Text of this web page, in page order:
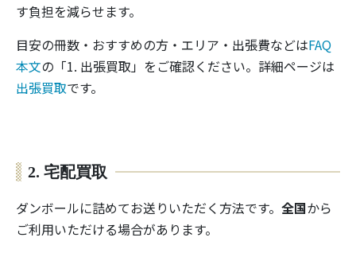
す負担を減らせます。
目安の冊数・おすすめの方・エリア・出張費などはFAQ
本文の「1. 出張買取」をご確認ください。詳細ページは
出張買取です。
2. 宅配買取
ダンボールに詰めてお送りいただく方法です。 全国から
ご利用いただける場合があります。